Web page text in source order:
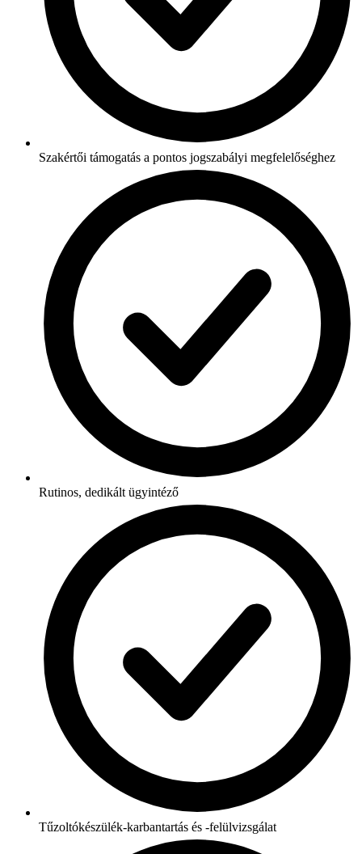
Szakértői támogatás a pontos jogszabályi megfelelőséghez
Rutinos, dedikált ügyintéző
Tűzoltókészülék-karbantartás és -felülvizsgálat